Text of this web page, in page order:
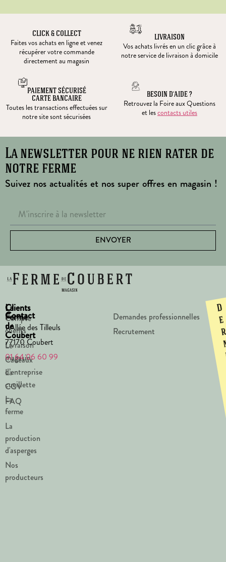
CLICK & COLLECT
Faites vos achats en ligne et venez
récupérer votre commande
directement au magasin
LIVRAISON
Vos achats livrés en un clic grâce à
notre service de livraison à domicile
PAIEMENT SÉCURISÉ
CARTE BANCAIRE
Toutes les transactions effectuées sur
notre site sont sécurisées
BESOIN D’AIDE ?
Retrouvez la Foire aux Questions
et lescontacts utiles
La newsletter pour ne rien rater de
notre ferme
Suivez nos actualités et nos super offres en magasin !
ENVOYER
La
Ferme
de
Coubert
Le
magasin
La
cueillette
La
ferme
La
production
d'asperges
Nos
producteurs
Clients
Compte
clients
Livraison
Cadeaux
d’entreprise
CGV
FAQ
Contact
1 Allée des Tilleuls
77170 Coubert
01 64 06 60 99
Demandes professionnelles
Recrutement
D
e